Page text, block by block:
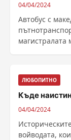
04/04/2024
Автобус с
магистралата
ЛЮБОПИТНО
Къде
04/04/2024
войводата,